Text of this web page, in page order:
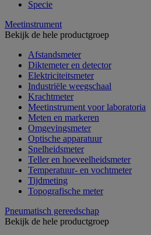
Specie
Meetinstrument
Bekijk de hele productgroep
Afstandsmeter
Diktemeter en detector
Elektriciteitsmeter
Industriële weegschaal
Krachtmeter
Meetinstrument voor laboratoria
Meten en markeren
Omgevingsmeter
Optische apparatuur
Snelheidsmeter
Teller en hoeveelheidsmeter
Temperatuur- en vochtmeter
Tijdmeting
Topografische meter
Pneumatisch gereedschap
Bekijk de hele productgroep